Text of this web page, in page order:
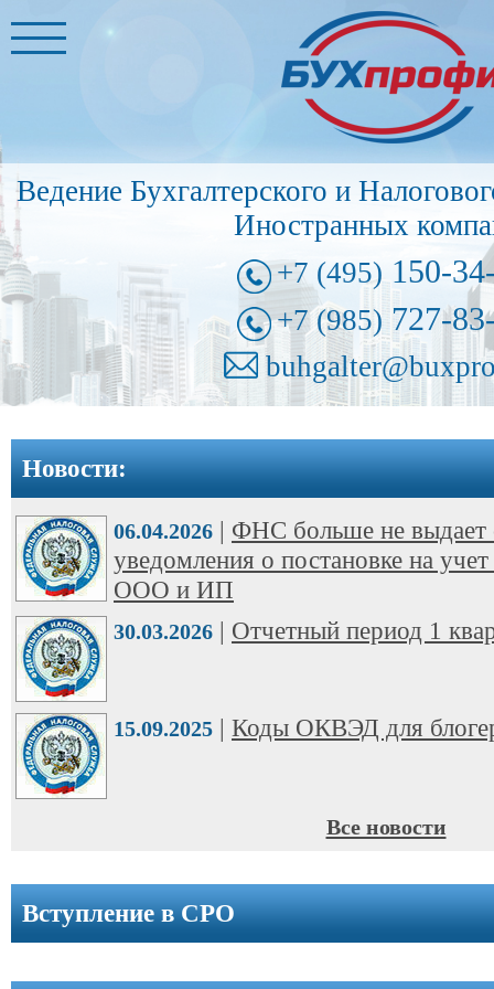
Главная
Иностранные
представительства
➩
Регистрация
➩
Внесение
изменений
в
ООО
➩
Юридические
адреса
Вступление
СРО
Новости
Вопрос-
Ведение Бухгалтерского и
Иностранных
+7 (495) 150-
+7 (985)727-
Новости:
06.04.2026 | ФНС больше не выдает
уведомления о постановке на
ООО и ИП
30.03.2026 | Отчетный период 1
15.09.2025 | Коды ОКВЭД для
Все новости
Вступление в СРО